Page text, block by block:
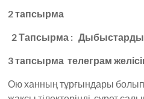
2 тапсырма
2 Тапсырма : Дыбыстарды
3 тапсырма телеграм
Ою ханның тұрғындары